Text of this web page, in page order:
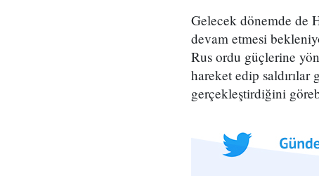
Gelecek dönemde de
devam etmesi
Rus ordu güçlerine
hareket edip saldırılar
gerçekleştirdiğini